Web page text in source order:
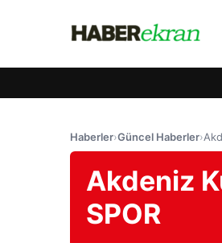
Haberler›Güncel Haberler›
Akdeniz
SPOR